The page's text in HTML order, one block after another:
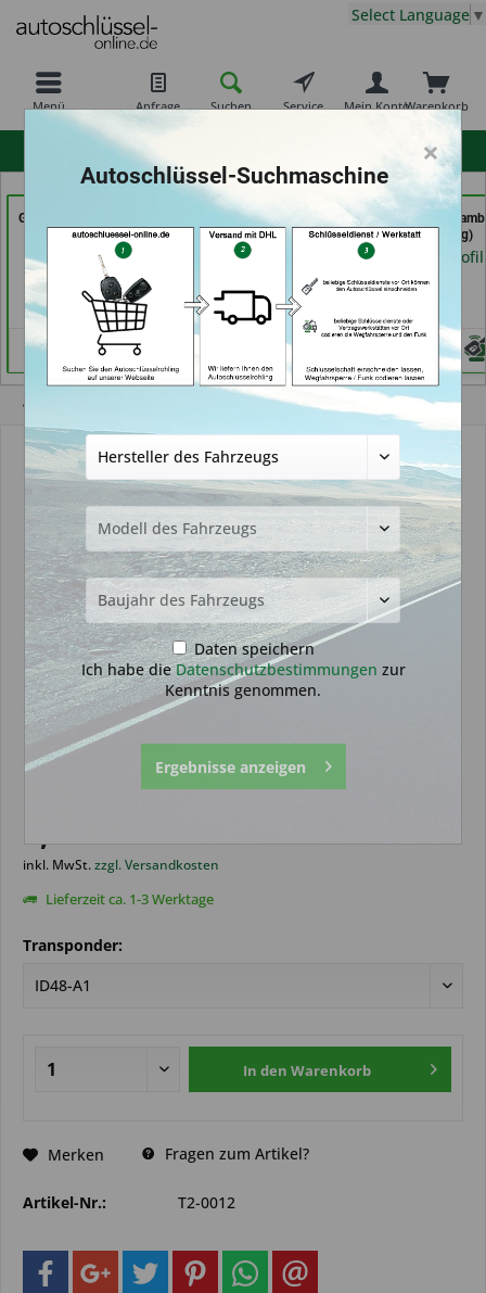
Menü Anfrage Suchen Service Warenkorb
Mein Konto
Select Language ▼
GSB Produktions GmbH
(in Pfäffikon)
Händlerprofil
Autohaus Patz GmbH
(in Rot am See)
Händlerprofil
Autoschlüssel
(in Hamburg)
Händlerprofil
Glastransponder ab (Aftermarket
Produkt)
6,49 € *
inkl. MwSt.zzgl. Versandkosten
Lieferzeit ca. 1-3 Werktage
Transponder:
In den Warenkorb
Merken Fragen zum Artikel?
Artikel-Nr.: T2-0012
×
Autoschlüssel-Suchmaschine
Daten speichern
Ich habe dieDatenschutzbestimmungen zur
Kenntnis genommen.
Ergebnisse anzeigen